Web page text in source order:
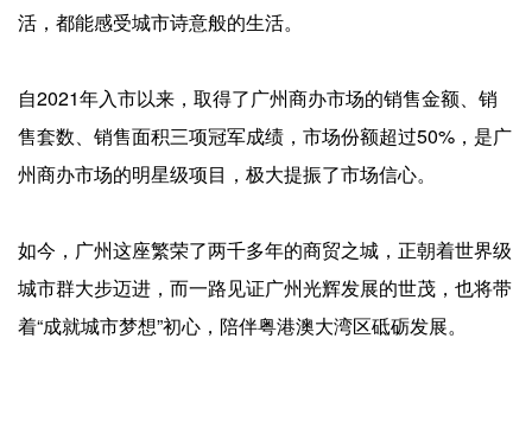
活，都能感受城市诗意般的生活。
自2021年入市以来，取得了广州商办市场的销售金额、销
售套数、销售面积三项冠军成绩，市场份额超过50%，是广
州商办市场的明星级项目，极大提振了市场信心。
如今，广州这座繁荣了两千多年的商贸之城，正朝着世界级
城市群大步迈进，而一路见证广州光辉发展的世茂，也将带
着“成就城市梦想”初心，陪伴粤港澳大湾区砥砺发展。